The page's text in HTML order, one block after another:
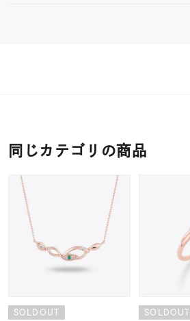
同じカテゴリの商品
SOLDOUT SOLDOUT